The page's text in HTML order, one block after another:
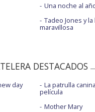
Una noche al
Tadeo Jones y
maravillosa
DESTACADOS
day
La patrulla
película
Mother Mary